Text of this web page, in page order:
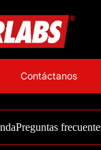
Preguntas
Contáctanos
contacto
servicio